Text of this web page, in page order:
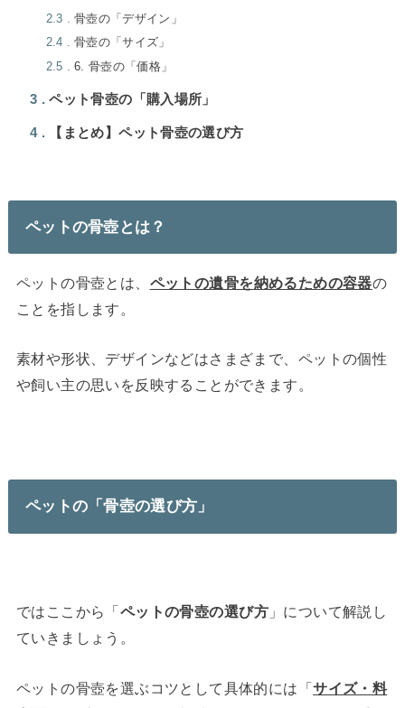
2.3
骨壺の「デザイン」
2.4
骨壺の「サイズ」
2.5
6. 骨壺の「価格」
3 ペット骨壺の「購入場所」
4 【まとめ】ペット骨壺の選び方
ペットの骨壺とは？
ペットの骨壺とは、 ペットの遺骨を納めるための容器の
ことを指します。
素材や形状、デザインなどはさまざまで、ペットの個性
や飼い主の思いを反映することができます。
ペットの「骨壺の選び方」
ではここから「 ペットの骨壺の選び方」について解説し
ていきましょう。
ペットの骨壺を選ぶコツとして具体的には「サイズ・料